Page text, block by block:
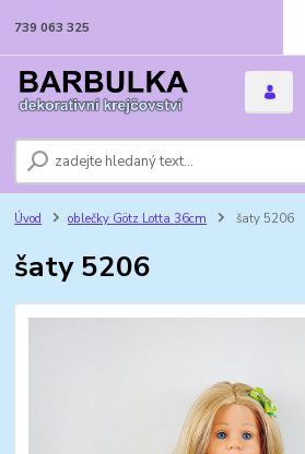
739 063 325
Úvod oblečky Götz Lotta 36cm šaty 5206
šaty 5206